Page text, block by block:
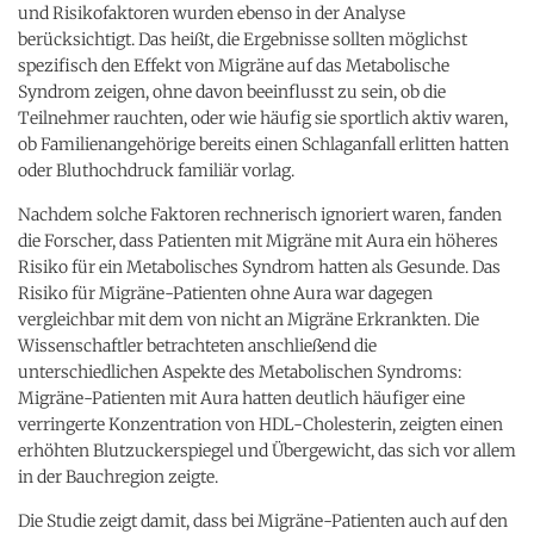
und Risikofaktoren wurden ebenso in der Analyse
berücksichtigt. Das heißt, die Ergebnisse sollten möglichst
spezifisch den Effekt von Migräne auf das Metabolische
Syndrom zeigen, ohne davon beeinflusst zu sein, ob die
Teilnehmer rauchten, oder wie häufig sie sportlich aktiv waren,
ob Familienangehörige bereits einen Schlaganfall erlitten hatten
oder Bluthochdruck familiär vorlag.
Nachdem solche Faktoren rechnerisch ignoriert waren, fanden
die Forscher, dass Patienten mit Migräne mit Aura ein höheres
Risiko für ein Metabolisches Syndrom hatten als Gesunde. Das
Risiko für Migräne-Patienten ohne Aura war dagegen
vergleichbar mit dem von nicht an Migräne Erkrankten. Die
Wissenschaftler betrachteten anschließend die
unterschiedlichen Aspekte des Metabolischen Syndroms:
Migräne-Patienten mit Aura hatten deutlich häufiger eine
verringerte Konzentration von HDL-Cholesterin, zeigten einen
erhöhten Blutzuckerspiegel und Übergewicht, das sich vor allem
in der Bauchregion zeigte.
Die Studie zeigt damit, dass bei Migräne-Patienten auch auf den